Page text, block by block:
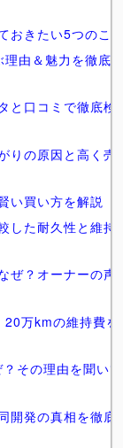
おきたい5つのこ
由＆魅力を徹底
と口コミで徹底検
りの原因と高く売
い買い方を解説
した耐久性と維持
ぜ？オーナーの声
20万kmの維持費を
その理由を聞いて
開発の真相を徹底